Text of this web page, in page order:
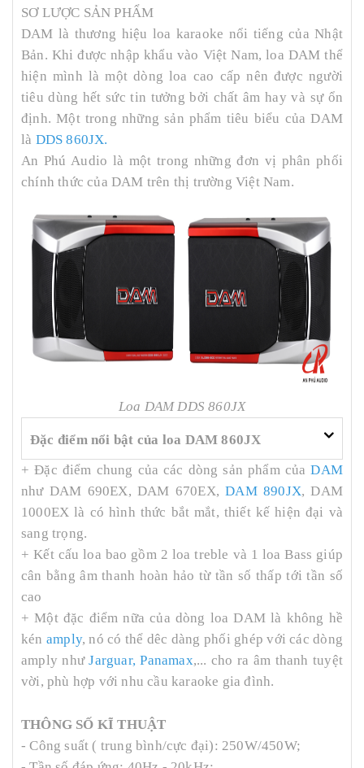
SƠ LƯỢC SẢN PHẨM
DAM là thương hiệu loa karaoke nổi tiếng của Nhật
Bản. Khi được nhập khẩu vào Việt Nam, loa DAM thể
hiện mình là một dòng loa cao cấp nên được người
tiêu dùng hết sức tin tưởng bởi chất âm hay và sự ổn
định. Một trong những sản phẩm tiêu biểu của DAM
là DDS 860JX.
An Phú Audio là một trong những đơn vị phân phối
chính thức của DAM trên thị trường Việt Nam.
Loa DAM DDS 860JX
Đặc điểm nổi bật của loa DAM 860JX
+ Đặc điểm chung của các dòng sản phẩm củaDAM
như DAM 690EX, DAM 670EX,DAM 890JX, DAM
1000EX là có hình thức bắt mắt, thiết kế hiện đại và
sang trọng.
+ Kết cấu loa bao gồm 2 loa treble và 1 loa Bass giúp
cân bằng âm thanh hoàn hảo từ tần số thấp tới tần số
cao
+ Một đặc điểm nữa của dòng loa DAM là không hề
kén amply, nó có thể dêc dàng phối ghép với các dòng
amply nhưJarguar,Panamax,... cho ra âm thanh tuyệt
vời, phù hợp với nhu cầu karaoke gia đình.
THÔNG SỐ KĨ THUẬT
- Công suất ( trung bình/cực đại): 250W/450W;